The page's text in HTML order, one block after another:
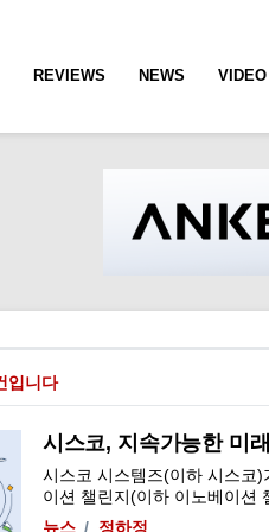
REVIEWS NEWS VIDEO
입니다
시스코, 지속가능한 미
시스코 시스템즈(이하 시스코
이션 챌린지(이하 이노베이션
뉴스
정하정